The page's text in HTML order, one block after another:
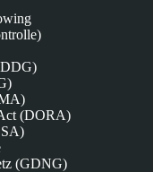
(DORA)
(GDNG)